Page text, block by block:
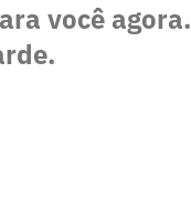
você agora.